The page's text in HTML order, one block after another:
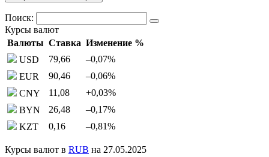
Поиск:
Курсы валют
Валюты Ставка Изменение %
USD
79,66 –0,07%
EUR
90,46 –0,06%
CNY
11,08 +0,03%
BYN
26,48 –0,17%
KZT
0,16 –0,81%
Курсы валют в RUB на 27.05.2025